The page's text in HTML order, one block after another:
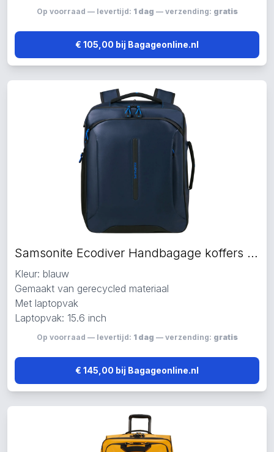
Op voorraad — levertijd: 1 dag — verzending: gratis
€ 105,00 bij Bagageonline.nl
Samsonite Ecodiver Handbagage koffers blauw
Kleur: blauw
Gemaakt van gerecycled materiaal
Met laptopvak
Laptopvak: 15.6 inch
Op voorraad — levertijd: 1 dag — verzending: gratis
€ 145,00 bij Bagageonline.nl